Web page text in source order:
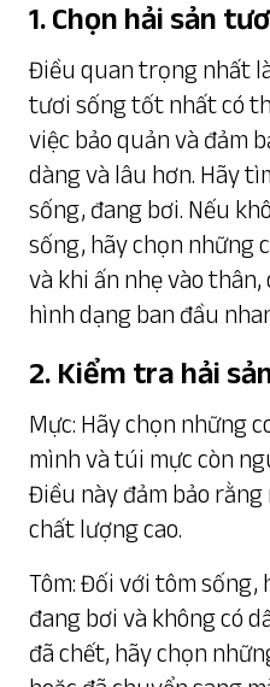
1. Chọn hải sản
Điều quan trọng nhất
tươi sống tốt nhất có
việc bảo quản và đảm
dàng và lâu hơn. Hãy
sống, đang bơi. Nếu
sống, hãy chọn những
và khi ấn nhẹ vào
hình dạng ban đầu
2. Kiểm tra hải
Mực: Hãy chọn những
mình và túi mực còn
Điều này đảm bảo
chất lượng cao.
Tôm: Đối với tôm sống,
đang bơi và không có
đã chết, hãy chọn